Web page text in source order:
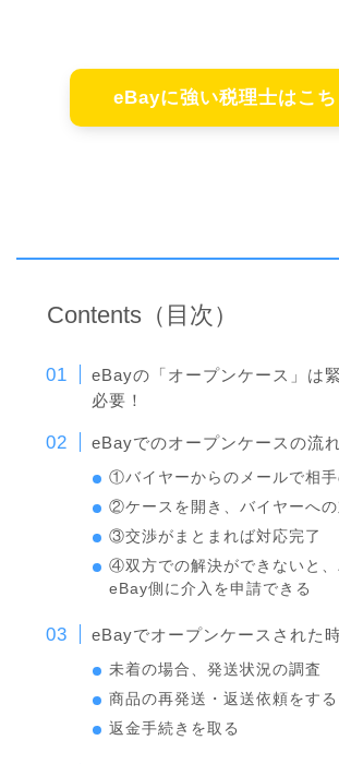
eBayに強い税理士はこち
Contents（目次）
eBayの「オープンケース」は
必要！
eBayでのオープンケースの流
①バイヤーからのメールで相
②ケースを開き、バイヤーへの
③交渉がまとまれば対応完了
④双方での解決ができないと、
eBay側に介入を申請できる
eBayでオープンケースされた
未着の場合、発送状況の調査
商品の再発送・返送依頼をする
返金手続きを取る